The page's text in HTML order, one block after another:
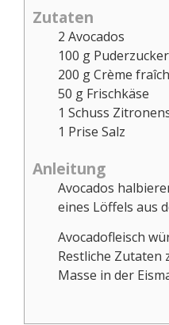
Zutaten
2 Avocados
100 g Puderzucker
200 gCrème
50 g Frischkäse
1 Schuss
1 Prise Salz
Anleitung
Avocados
eines Löffels aus
Avocadofleisch
Restliche Zutaten
Masse in der